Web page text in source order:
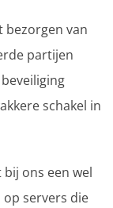
bezorgen van
partijen
schakel in
ons een wel
servers die